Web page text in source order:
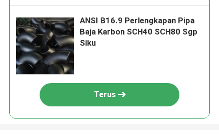
ANSI B16.9 Perlengkapan Pipa
Baja Karbon SCH40 SCH80 Sgp
Siku
Terus